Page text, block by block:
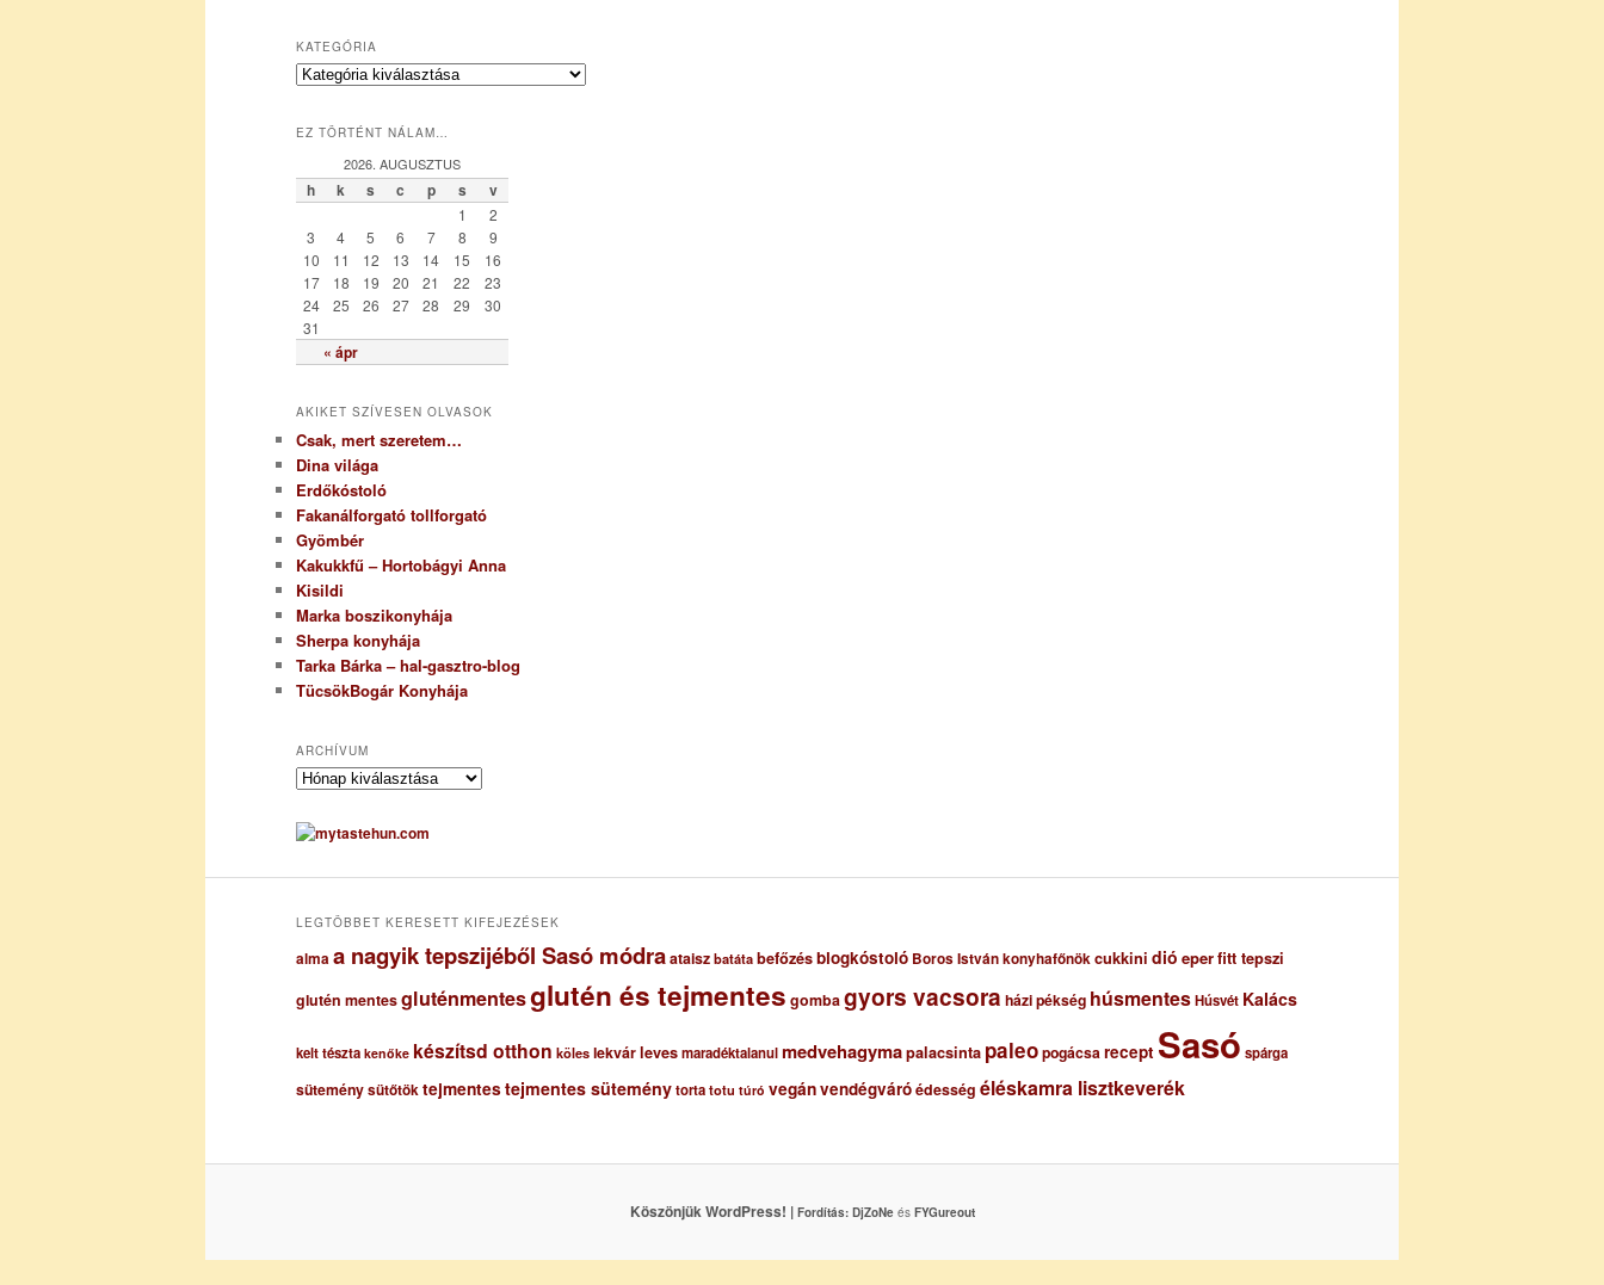
KATEGÓRIA
K
e
r
EZ TÖRTÉNT NÁLAM…
2026. AUGUSZTUS
h k s c p s v
« ápr
1
2
3
4 5 6 7 8
9
10
11 12 13 14 15
16
17
18 19 20 21 22
23
24
25 26 27 28 29
30
31
AKIKET SZÍVESEN OLVASOK
Csak, mert szeretem…
Dina világa
Erdőkóstoló
Fakanálforgató tollforgató
Gyömbér
Kakukkfű – Hortobágyi Anna
Kisildi
Marka boszikonyhája
Sherpa konyhája
Tarka Bárka – hal-gasztro-blog
TücsökBogár Konyhája
ARCHÍVUM
A
c
h
uLEGTÖBBET KERESETT KIFEJEZÉSEK
almaa nagyik tepszijéből Sasó módraataisz batáta befőzésblogkóstoló Boros István konyhafőnökcukkini dió eperfitt tepszi
glutén mentesgluténmentesglutén és tejmentes gombagyors vacsora házi pékség húsmentesHúsvét Kalács
kelt tészta kenőke készítsd otthon köles lekvárlevesmaradéktalanulmedvehagymapalacsinta paleopogácsarecept Sasó spárga
süteménysütőtöktejmentestejmentes süteménytorta totu túró vegánvendégváróédesség éléskamra lisztkeverék
Köszönjük WordPress! | Fordítás: DjZoNeés FYGureout